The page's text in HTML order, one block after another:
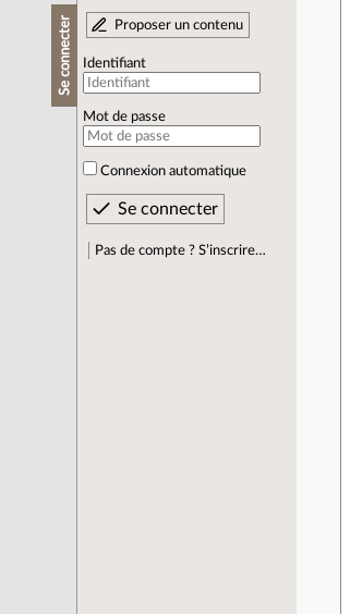
Se connecter Proposer un contenu
Identifiant
Mot de passe
Connexion automatique
Pas de compte ? S’inscrire…